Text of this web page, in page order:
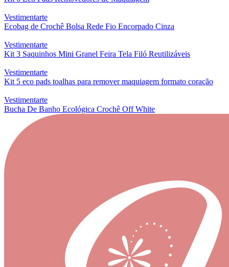
Vestimentarte
Ecobag de Crochê Bolsa Rede Fio Encorpado Cinza
Vestimentarte
Kit 3 Saquinhos Mini Granel Feira Tela Filó Reutilizáveis
Vestimentarte
Kit 5 eco pads toalhas para remover maquiagem formato coração
Vestimentarte
Bucha De Banho Ecológica Crochê Off White